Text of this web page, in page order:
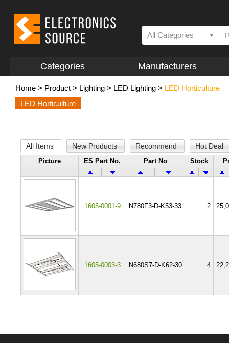
All Categories ▼
Categories Manufacturers
Home > Product > Lighting > LED Lighting > LED Horticulture
LED Horticulture
All Items New Products Recommend Hot Deal
Picture ES Part No. Part No Stock
1605-0001-9 N780F3-D-K53-33 2
1605-0003-3 N680S7-D-K62-30 4